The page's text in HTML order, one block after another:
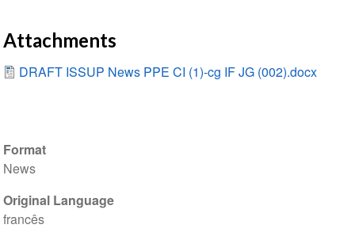
Format
News
Original Language
francês
Attachments
DRAFT ISSUP News PPE CI (1)-cg IF JG (002).docx